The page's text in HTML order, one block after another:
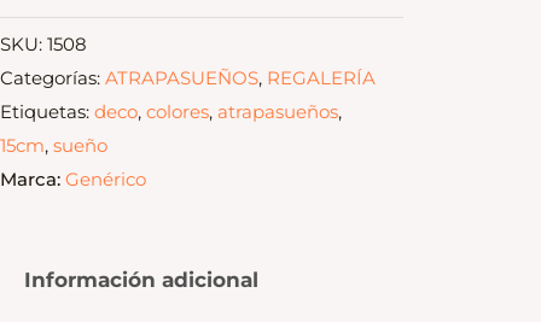
SKU: 1508
Categorías: ATRAPASUEÑOS, REGALERÍA
Etiquetas: deco, colores, atrapasueños,
15cm, sueño
Marca: Genérico
Información adicional